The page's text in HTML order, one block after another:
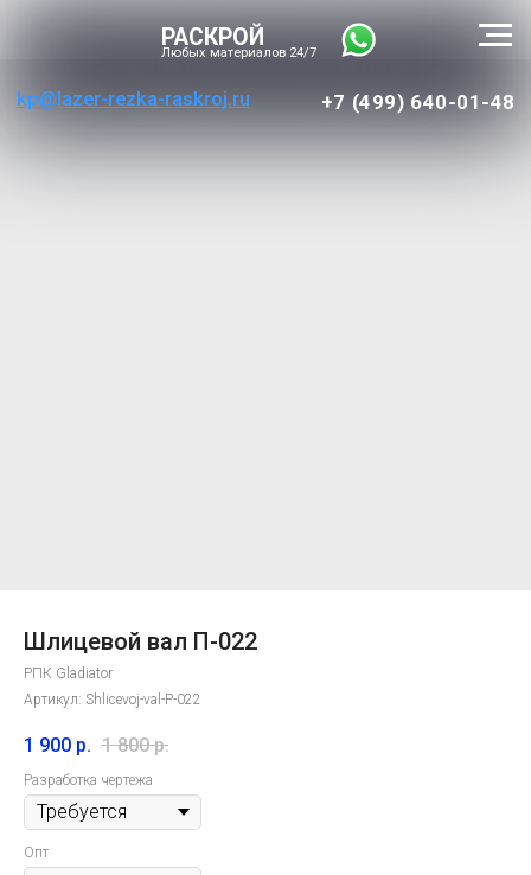
РАСКРОЙ
Любых материалов 24/7
Шлицевой вал П-022
РПК Gladiator
Артикул: Shlicevoj-val-P-022
1 900 р. 1 800 р.
Разработка чертежа
Опт